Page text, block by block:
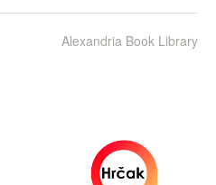
Alexandria Book Library